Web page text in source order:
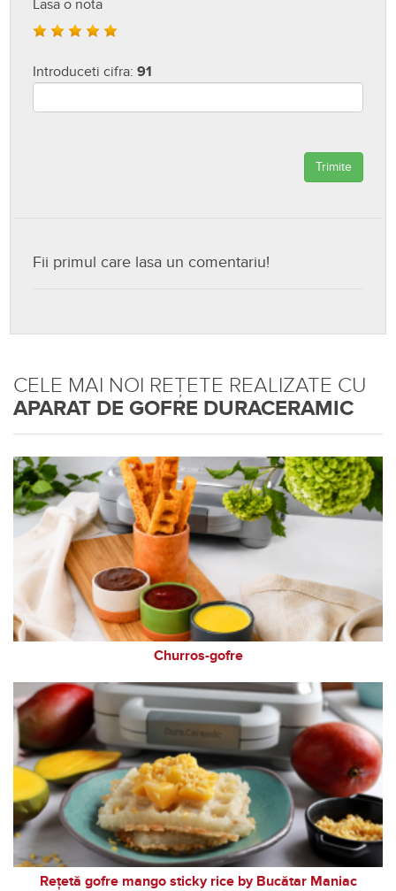
Lasa o nota
Introduceti cifra:91
Trimite
Fii primul care lasa un comentariu!
CELE MAI NOI REȚETE REALIZATE CU
APARAT DE GOFRE DURACERAMIC
Churros-gofre
Rețetă gofre mango sticky rice by Bucătar Maniac